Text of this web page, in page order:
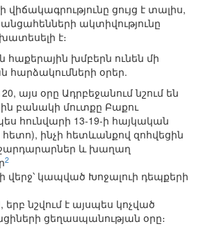
ցույց է տալիս,
ակտիվությունը
է։
խմբերն ունեն մի
հարձակումների օրեր.
այս օրը Ադրբեջանում նշում են
բանակի մուտքը Բաքու
հունվարի 13-19-ի հայկական
ինչի հետևանքով զոհվեցին
ջարդարարներ և խաղաղ
2
վերջ՝ կապված Խոջալուի դեպքերի
նշվում է այսպես կոչված
ցեղասպանության օրը։